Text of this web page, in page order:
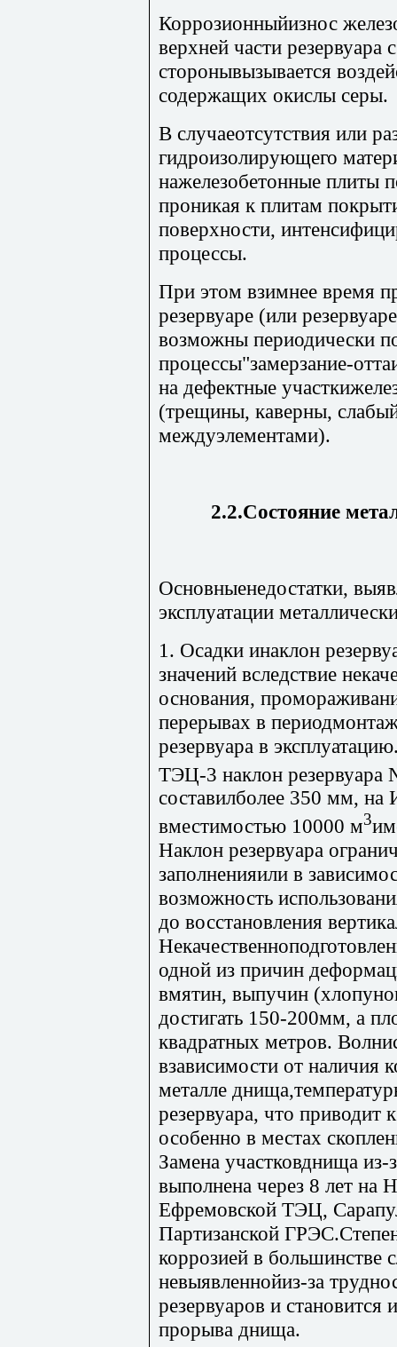
Коррозионныйизнос
верхней части резервуара
сторонывызывается
содержащих окислы серы.
В случаеотсутствия или
гидроизолирующего
нажелезобетонные плиты
проникая к плитам
поверхности,
процессы.
При этом взимнее время
резервуаре (или
возможны периодически
процессы"замерзание-
на дефектные
(трещины, каверны,
междуэлементами).
2.2.Состояние
Основныенедостатки,
эксплуатации
1. Осадки инаклон
значений вследствие
основания,
перерывах в
резервуара в
ТЭЦ-3 наклон
составилболее 350 мм,
вместимостью 10000 м3
Наклон резервуара
заполненияили в
возможность
до восстановления
одной из причин
вмятин, выпучин
достигать 150-200мм, а
квадратных метров.
взависимости от наличия
металле
резервуара, что приводит
особенно в местах
Замена участковднища из-
выполнена через 8 лет на
Ефремовской ТЭЦ,
Партизанской
коррозией в большинстве
невыявленнойиз-за
резервуаров и становится
прорыва днища.